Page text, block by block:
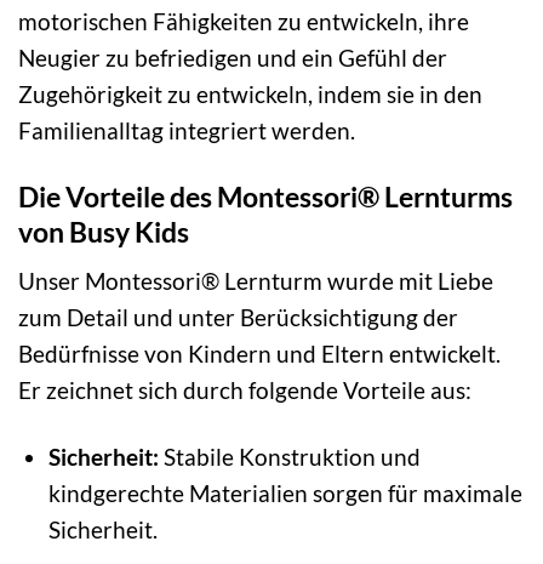
motorischen Fähigkeiten zu entwickeln, ihre
Neugier zu befriedigen und ein Gefühl der
Zugehörigkeit zu entwickeln, indem sie in den
Familienalltag integriert werden.
Die Vorteile des Montessori® Lernturms
von Busy Kids
Unser Montessori® Lernturm wurde mit Liebe
zum Detail und unter Berücksichtigung der
Bedürfnisse von Kindern und Eltern entwickelt.
Er zeichnet sich durch folgende Vorteile aus:
Sicherheit: Stabile Konstruktion und
kindgerechte Materialien sorgen für maximale
Sicherheit.